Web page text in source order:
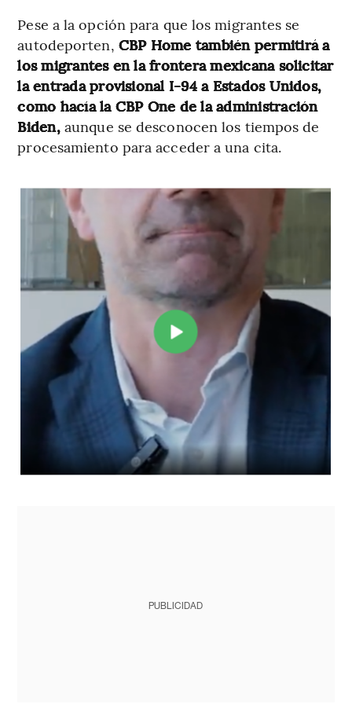
Pese a la opción para que los migrantes se
autodeporten, CBP Home también permitirá a
los migrantes en la frontera mexicana solicitar
la entrada provisional I-94 a Estados Unidos,
como hacía la CBP One de la administración
Biden,aunque se desconocen los tiempos de
procesamiento para acceder a una cita.
PUBLICIDAD